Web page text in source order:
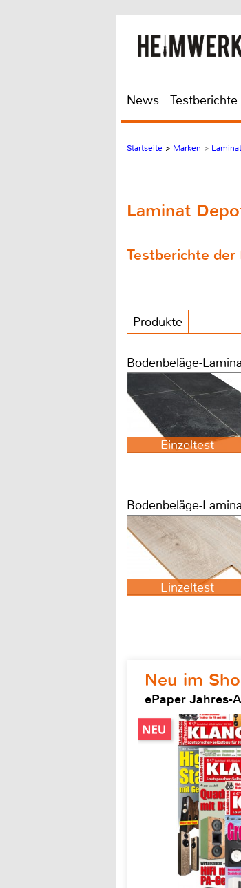
News Testberichte
Startseite > Marken >
Laminat
Testberichte
Produkte
Bodenbeläge-
Einzeltest
Bodenbeläge-
Einzeltest
Neu im
ePaper Jahres-